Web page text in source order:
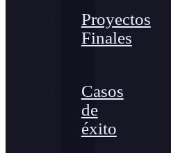
Proyectos
Finales
Casos
de
éxito